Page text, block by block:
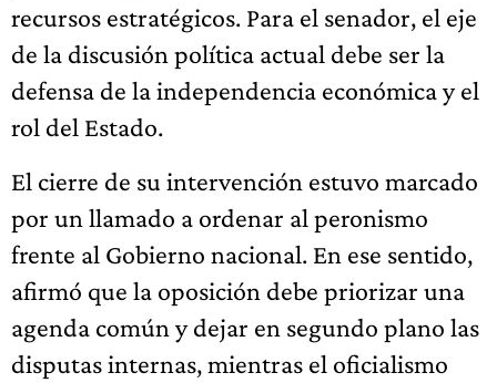
recursos estratégicos. Para el senador, el eje
de la discusión política actual debe ser la
defensa de la independencia económica y el
rol del Estado.
El cierre de su intervención estuvo marcado
por un llamado a ordenar al peronismo
frente al Gobierno nacional. En ese sentido,
afirmó que la oposición debe priorizar una
agenda común y dejar en segundo plano las
disputas internas, mientras el oficialismo